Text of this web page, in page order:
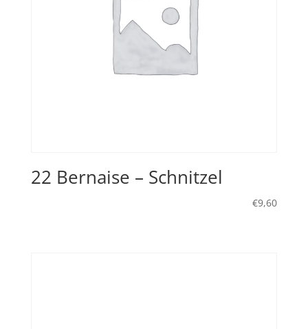
22 Bernaise – Schnitzel
€9,60